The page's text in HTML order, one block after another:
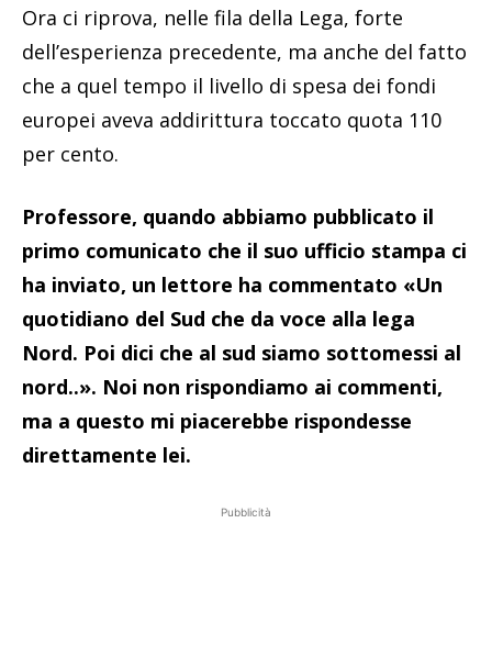
Ora ci riprova, nelle fila della Lega, forte
dell’esperienza precedente, ma anche del fatto
che a quel tempo il livello di spesa dei fondi
europei aveva addirittura toccato quota 110
per cento.
Professore, quando abbiamo pubblicato il
primo comunicato che il suo ufficio stampa ci
ha inviato, un lettore ha commentato «Un
quotidiano del Sud che da voce alla lega
Nord. Poi dici che al sud siamo sottomessi al
nord..». Noi non rispondiamo ai commenti,
ma a questo mi piacerebbe rispondesse
direttamente lei.
Pubblicità